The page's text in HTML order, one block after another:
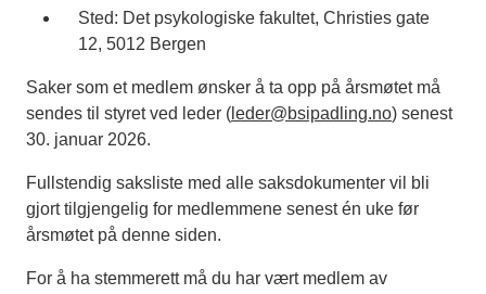
Sted: Det psykologiske fakultet, Christies gate
12, 5012 Bergen
Saker som et medlem ønsker å ta opp på årsmøtet må
sendes til styret ved leder ( leder@bsipadling.no) senest
30. januar 2026.
Fullstendig saksliste med alle saksdokumenter vil bli
gjort tilgjengelig for medlemmene senest én uke før
årsmøtet på denne siden.
For å ha stemmerett må du har vært medlem av